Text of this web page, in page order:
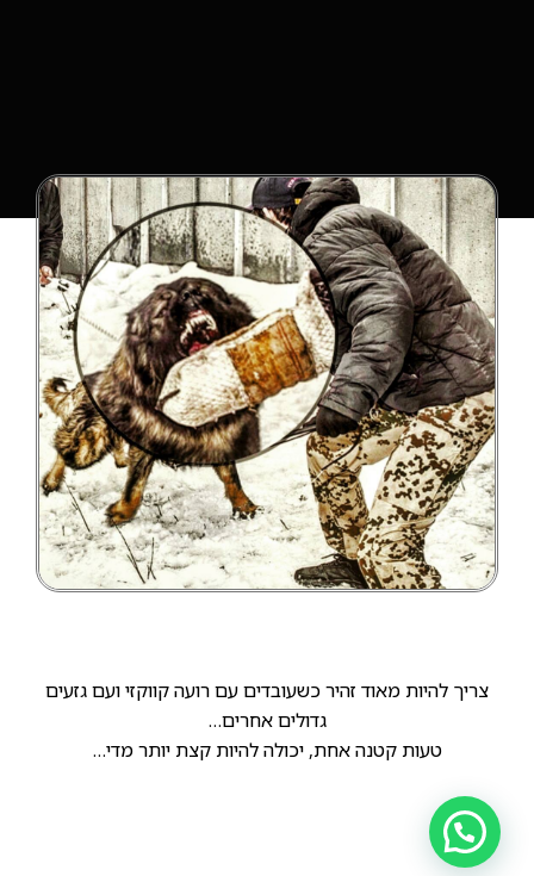
צריך להיות מאוד זהיר כשעובדים עם רועה קווקזי ועם גזעים
גדולים אחרים…
טעות קטנה אחת, יכולה להיות קצת יותר מדי…